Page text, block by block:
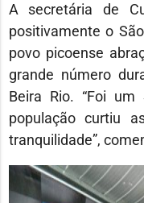
A secretária de
positivamente o
povo picoense
grande número
Beira Rio. “Foi
população curtiu
tranquilidade”,